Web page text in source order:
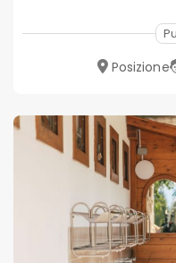
Posizione